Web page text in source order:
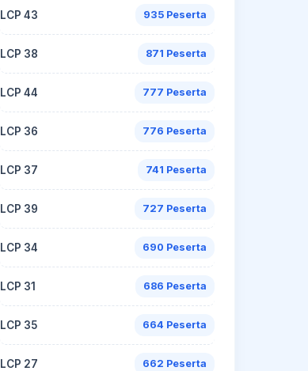
LCP 43 935 Peserta
LCP 38 871 Peserta
LCP 44 777 Peserta
LCP 36 776 Peserta
LCP 37 741 Peserta
LCP 39 727 Peserta
LCP 34 690 Peserta
LCP 31 686 Peserta
LCP 35 664 Peserta
LCP 27 662 Peserta